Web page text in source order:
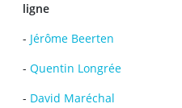
ligne
- Jérôme Beerten
- Quentin Longrée
- David Maréchal